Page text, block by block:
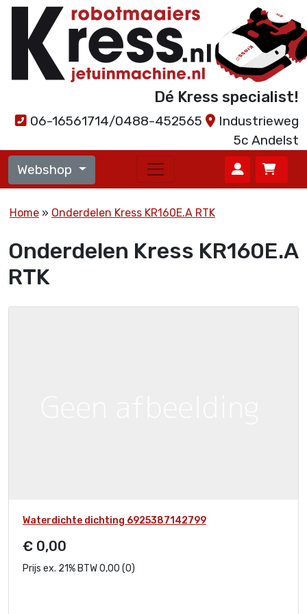
Dé Kress specialist!
06-16561714/0488-452565
Industrieweg
5c Andelst
Webshop
Home Onderdelen Kress KR160E.A RTK
Onderdelen Kress KR160E.A
RTK
Waterdichte dichting 6925387142799
€ 0,00
Prijs ex. 21% BTW 0,00 (0)